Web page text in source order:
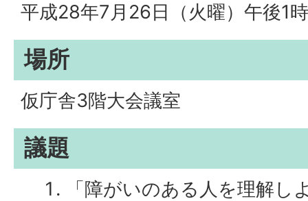
平成28年7月26日（火曜）午後1
場所
仮庁舎3階大会議室
議題
「障がいのある人を理解し